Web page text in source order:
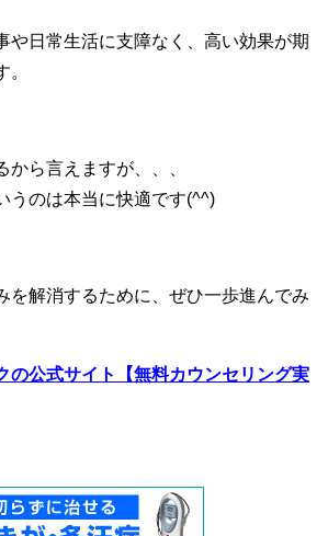
や日常生活に支障なく、高い効果が期
から言えますが、、、
うのは本当に快適です(^^)
を解消するために、ぜひ一歩進んでみ
の公式サイト【無料カウンセリング実